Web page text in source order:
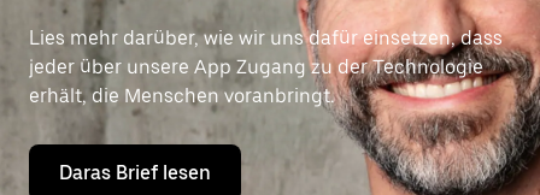
Lies mehr darüber, wie wir uns dafür einsetzen, dass
jeder über unsere App Zugang zu der Technologie
erhält, die Menschen voranbringt.
Daras Brief lesen